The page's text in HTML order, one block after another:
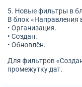
5. Новые фильтры в
В блок «Направления
• Организация.
• Создан.
• Обновлён.
Для фильтров
промежутку дат.